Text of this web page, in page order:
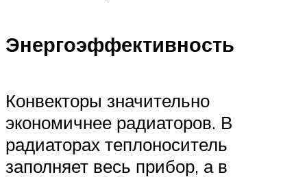
Энергоэффективность
Конвекторы значительно
экономичнее радиаторов. В
радиаторах теплоноситель
заполняет весь прибор, а в